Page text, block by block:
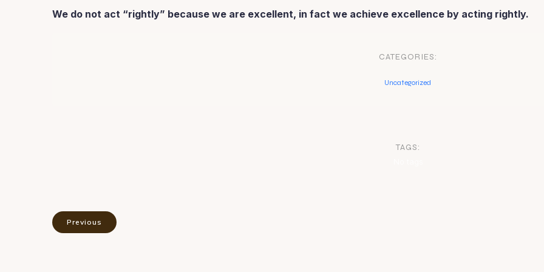
We do not act “rightly” because we are excellent, in fact we achieve excellence by acting rightly.
CATEGORIES:
Uncategorized
TAGS:
Previous